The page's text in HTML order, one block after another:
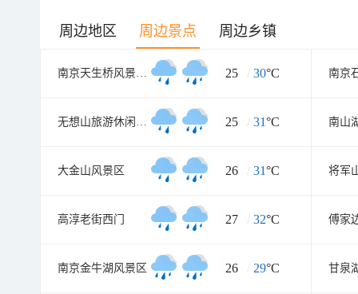
周边地区 周边景点 周边乡镇
南京天生桥风景名胜区 25 / 30°C
无想山旅游休闲度假区 25 / 31°C 南山
大金山风景区 26 / 31°C 将军
高淳老街西门 27 / 32°C 傅家
南京金牛湖风景区 26 / 29°C 甘泉